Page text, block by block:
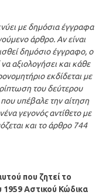
με δημόσια έγγραφα
άρθρο. Αν είναι
δημόσιο έγγραφο, ο
αξιολογήσει και κάθε
εκδίδεται με
του δεύτερου
υπέβαλε την αίτηση
γεγονός αντίθετο με
και το άρθρο 744
που ζητεί το
Αστικού Κώδικα